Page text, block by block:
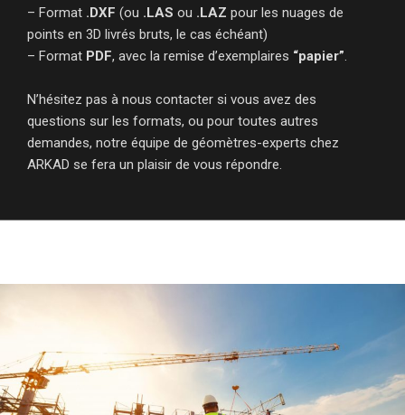
– Format .DXF (ou .LAS ou .LAZ pour les nuages de
points en 3D livrés bruts, le cas échéant)
– Format PDF, avec la remise d’exemplaires “papier”
N’hésitez pas à nous contacter si vous avez des
questions sur les formats, ou pour toutes autres
demandes, notre équipe de géomètres-experts chez
ARKAD se fera un plaisir de vous répondre.